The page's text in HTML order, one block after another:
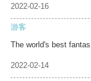
2022-02-16
游客
The world's best fantas
2022-02-14